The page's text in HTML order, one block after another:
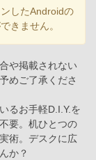
したAndroidの
きません。
や掲載されない
めご了承くださ
るお手軽D.I.Y.を
要。机ひとつの
術。デスクに広
か？